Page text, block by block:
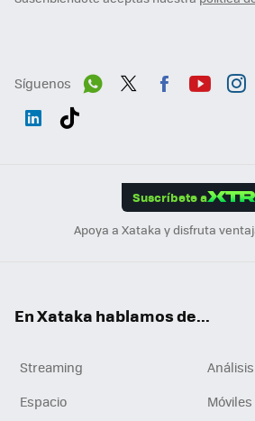
Síguenos
Suscríbete a
Apoya a Xataka y disfruta
En Xataka hablamos de...
Streaming
Análisis
Espacio
Móviles